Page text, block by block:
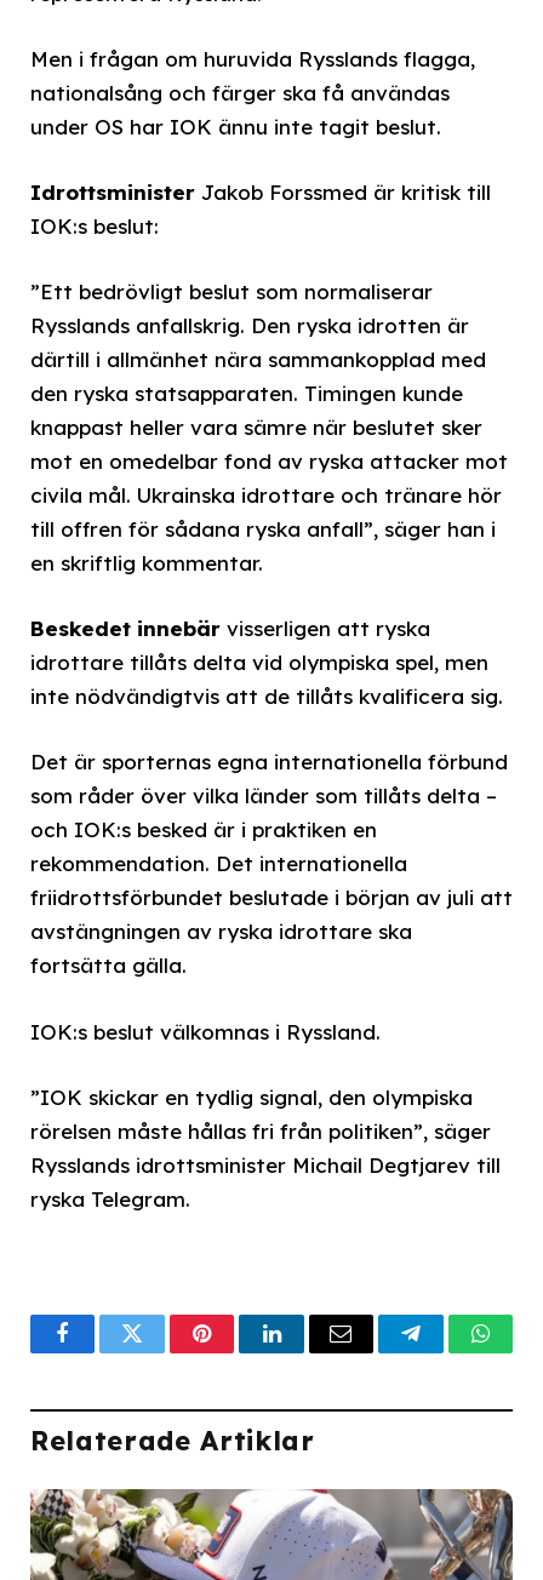
Men i frågan om huruvida Rysslands flagga,
nationalsång och färger ska få användas
under OS har IOK ännu inte tagit beslut.
Idrottsminister Jakob Forssmed är kritisk till
IOK:s beslut:
”Ett bedrövligt beslut som normaliserar
Rysslands anfallskrig. Den ryska idrotten är
därtill i allmänhet nära sammankopplad med
den ryska statsapparaten. Timingen kunde
knappast heller vara sämre när beslutet sker
mot en omedelbar fond av ryska attacker mot
civila mål. Ukrainska idrottare och tränare hör
till offren för sådana ryska anfall”, säger han i
en skriftlig kommentar.
Beskedet innebär visserligen att ryska
idrottare tillåts delta vid olympiska spel, men
inte nödvändigtvis att de tillåts kvalificera sig.
Det är sporternas egna internationella förbund
som råder över vilka länder som tillåts delta –
och IOK:s besked är i praktiken en
rekommendation. Det internationella
friidrottsförbundet beslutade i början av juli att
avstängningen av ryska idrottare ska
fortsätta gälla.
IOK:s beslut välkomnas i Ryssland.
”IOK skickar en tydlig signal, den olympiska
rörelsen måste hållas fri från politiken”, säger
Rysslands idrottsminister Michail Degtjarev till
ryska Telegram.
FacebookTwitterPinterestLinkedInEmail Telegram
Relaterade Artiklar